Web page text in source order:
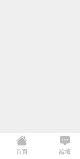
首頁 論壇